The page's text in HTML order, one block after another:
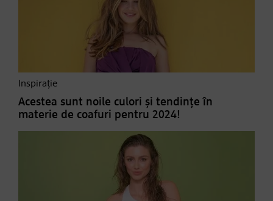
Inspirație
Acestea sunt noile culori și tendințe în
materie de coafuri pentru 2024!